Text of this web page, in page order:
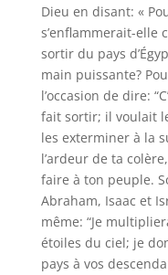
Dieu en disant: «
s’enflammerait-elle
sortir du pays
main puissante?
l’occasion de dire:
fait sortir; il voulait
les exterminer à la
l’ardeur de ta
faire à ton peuple.
Abraham, Isaac et
même: “Je
étoiles du ciel; je
pays à vos